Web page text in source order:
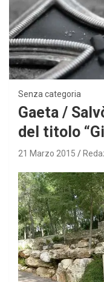
Senza categoria
Gaeta /
del titolo
21 Marzo 2015